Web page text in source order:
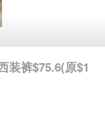
装裤$75.6(原$1